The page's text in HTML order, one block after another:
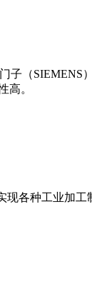
（SIEMENS
高。
各种工业加